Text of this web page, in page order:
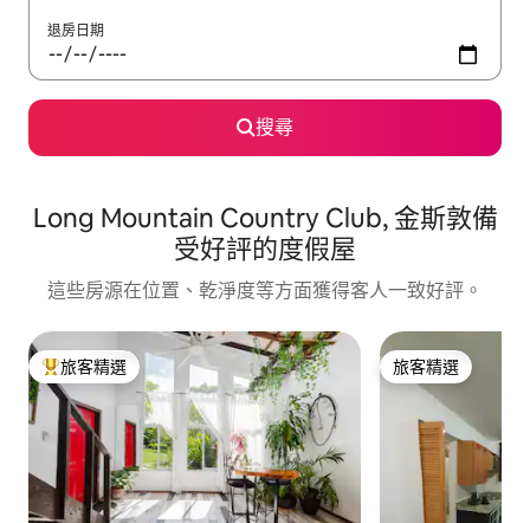
退房日期
搜尋
Long Mountain Country Club, 金斯敦備
受好評的度假屋
這些房源在位置、乾淨度等方面獲得客人一致好評。
旅客精選榜首
旅客精選 旅客精選
旅客精選